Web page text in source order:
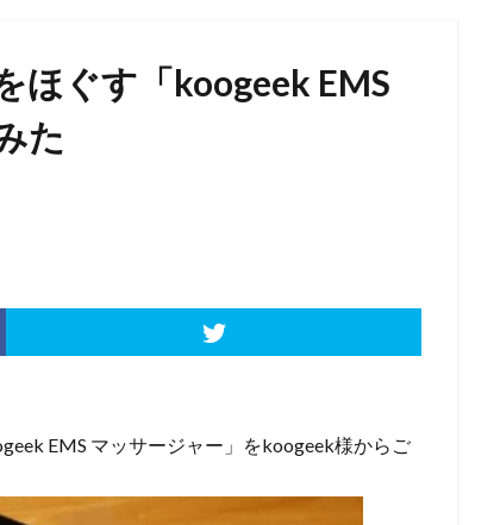
ほぐす「koogeek EMS
た
EMS マッサージャー」をkoogeek様からご